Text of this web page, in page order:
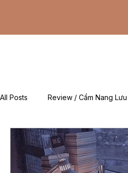
All Posts Review / Cẩm Nang
Mẹo & Kinh Nghiệm Tin